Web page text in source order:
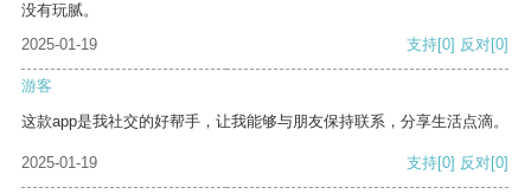
没有玩腻。
2025-01-19
支持[0] 反对[0]
游客
这款app是我社交的好帮手，让我能够与朋友保持联系，分享生活点滴。
2025-01-19 支持[0] 反对[0]